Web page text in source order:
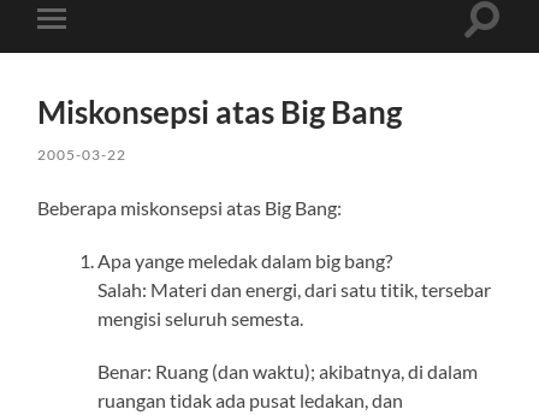
Toggle
mobile
Toggle
Miskonsepsi atas Big Bang
2005-03-22
Beberapa miskonsepsi atas Big Bang:
Apa yange meledak dalam big bang?
Salah: Materi dan energi, dari satu titik, tersebar
mengisi seluruh semesta.
Benar: Ruang (dan waktu); akibatnya, di dalam
ruangan tidak ada pusat ledakan, dan